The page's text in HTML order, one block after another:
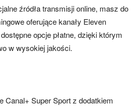
źródła transmisji online, masz do
oferujące kanały Eleven
opcje płatne, dzięki którym
w wysokiej jakości.
Canal+ Super Sport z dodatkiem